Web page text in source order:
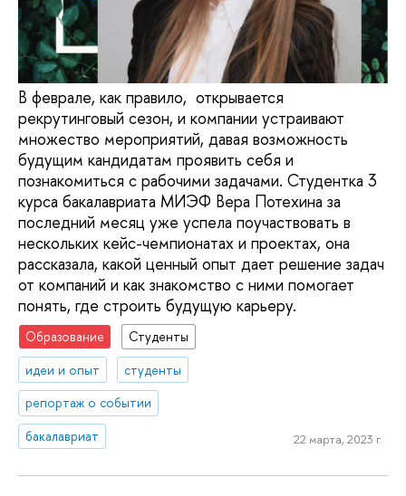
В феврале, как правило, открывается
рекрутинговый сезон, и компании устраивают
множество мероприятий, давая возможность
будущим кандидатам проявить себя и
познакомиться с рабочими задачами. Студентка 3
курса бакалавриата МИЭФ Вера Потехина за
последний месяц уже успела поучаствовать в
нескольких кейс-чемпионатах и проектах, она
рассказала, какой ценный опыт дает решение задач
от компаний и как знакомство с ними помогает
понять, где строить будущую карьеру.
Образование
Студенты
идеи и опыт
студенты
репортаж о событии
бакалавриат
22 марта, 2023 г.